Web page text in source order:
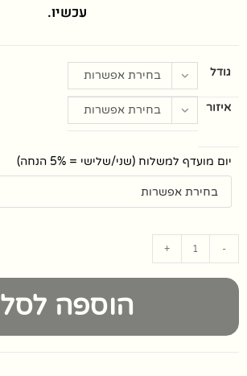
גודל בחירת אפשרות
איזור בחירת אפשרות
יום מועדף למשלוח (שני/שלישי = 5% הנחה)
-
+
הוספה לסל
עכשיו.